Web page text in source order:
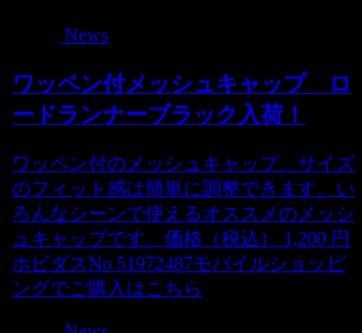
News
ワッペン付メッシュキャップ ロ
ードランナーブラック入荷！
ワッペン付のメッシュキャップ。サイズ
のフィット感は簡単に調整できます。い
ろんなシーンで使えるオススメのメッシ
ュキャップです。価格（税込） 1,200 円
ホビダスNo 51972487モバイルショッピ
ングでご購入はこちら